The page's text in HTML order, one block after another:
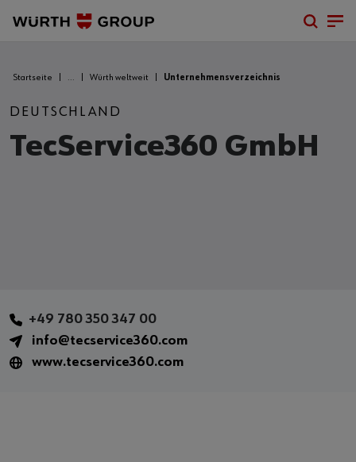
Startseite ... Würth weltweit Unternehmensverzeichnis
DEUTSCHLAND
TecService360 GmbH
+49 780 350 347 00
info@tecservice360.com
www.tecservice360.com